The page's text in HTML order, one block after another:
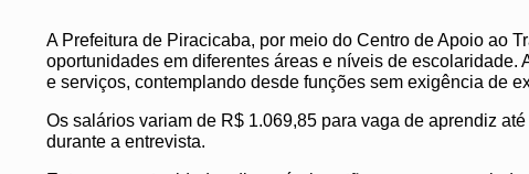
A Prefeitura de Piracicaba, por meio do Centro de Apoio ao
oportunidades em diferentes áreas e níveis de
e serviços, contemplando desde funções sem exigência de
Os salários variam de R$ 1.069,85 para vaga de aprendiz
durante a entrevista.